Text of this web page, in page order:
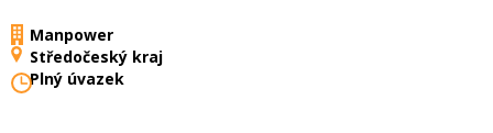
Manpower
Středočeský kraj
Plný úvazek